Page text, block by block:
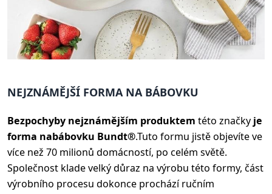
NEJZNÁMĚJŠÍ FORMA NA BÁBOVKU
Bezpochyby nejznámějším produktem této značky je
forma nabábovku Bundt®.Tuto formu jistě objevíte ve
více než 70 milionů domácností, po celém světě.
Společnost klade velký důraz na výrobu této formy, část
výrobního procesu dokonce prochází ručním